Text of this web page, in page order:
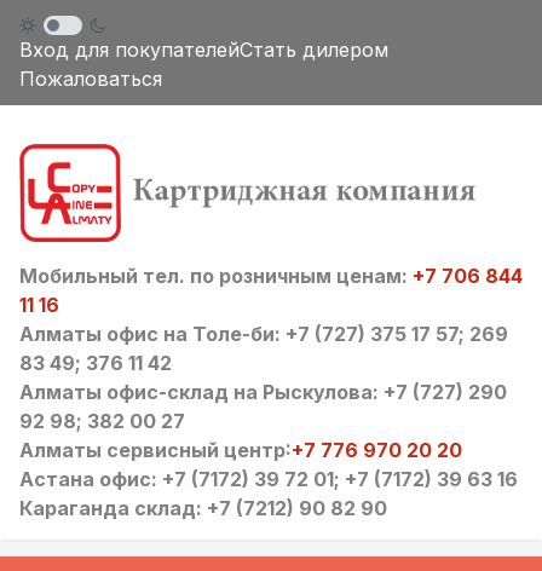
Вход для покупателейСтать дилером
Пожаловаться
Мобильный тел. по розничным ценам: +7 706 844
11 16
Алматы офис на Толе-би: +7 (727) 375 17 57; 269
83 49; 376 11 42
Алматы офис-склад на Рыскулова: +7 (727) 290
92 98; 382 00 27
Алматы сервисный центр:+7 776 970 20 20
Астана офис: +7 (7172) 39 72 01; +7 (7172) 39 63 16
Караганда склад: +7 (7212) 90 82 90